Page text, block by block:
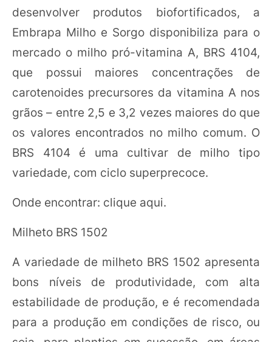
desenvolver produtos biofortificados, a
Embrapa Milho e Sorgo disponibiliza para o
mercado o milho pró-vitamina A, BRS 4104,
que possui maiores concentrações de
carotenoides precursores da vitamina A nos
grãos – entre 2,5 e 3,2 vezes maiores do que
os valores encontrados no milho comum. O
BRS 4104 é uma cultivar de milho tipo
variedade, com ciclo superprecoce.
Onde encontrar: clique aqui.
Milheto BRS 1502
A variedade de milheto BRS 1502 apresenta
bons níveis de produtividade, com alta
estabilidade de produção, e é recomendada
para a produção em condições de risco, ou